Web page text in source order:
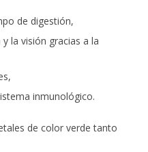
de digestión,
la visión gracias a la
inmunológico.
de color verde tanto